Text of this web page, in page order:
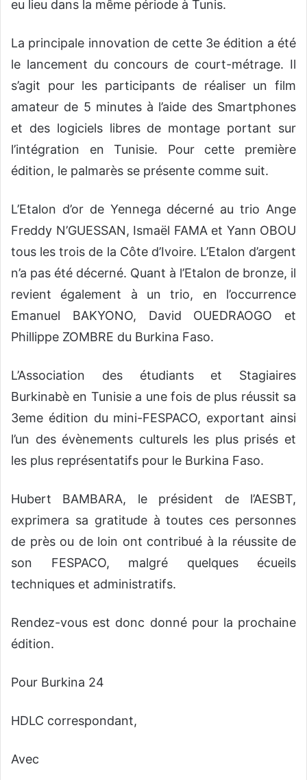
eu lieu dans la même période à Tunis.
La principale innovation de cette 3e édition a été
le lancement du concours de court-métrage. Il
s’agit pour les participants de réaliser un film
amateur de 5 minutes à l’aide des Smartphones
et des logiciels libres de montage portant sur
l’intégration en Tunisie. Pour cette première
édition, le palmarès se présente comme suit.
L’Etalon d’or de Yennega décerné au trio Ange
Freddy N’GUESSAN, Ismaël FAMA et Yann OBOU
tous les trois de la Côte d’Ivoire. L’Etalon d’argent
n’a pas été décerné. Quant à l’Etalon de bronze, il
revient également à un trio, en l’occurrence
Emanuel BAKYONO, David OUEDRAOGO et
Phillippe ZOMBRE du Burkina Faso.
L’Association des étudiants et Stagiaires
Burkinabè en Tunisie a une fois de plus réussit sa
3eme édition du mini-FESPACO, exportant ainsi
l’un des évènements culturels les plus prisés et
les plus représentatifs pour le Burkina Faso.
Hubert BAMBARA, le président de l’AESBT,
exprimera sa gratitude à toutes ces personnes
de près ou de loin ont contribué à la réussite de
son FESPACO, malgré quelques écueils
techniques et administratifs.
Rendez-vous est donc donné pour la prochaine
édition.
Pour Burkina 24
HDLC correspondant,
Avec